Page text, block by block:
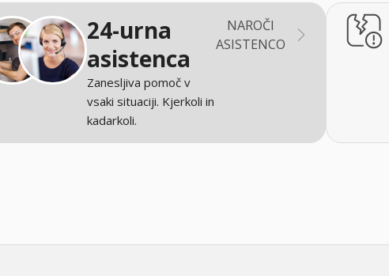
24-urna
asistenca
Zanesljiva pomoč v
vsaki situaciji. Kjerkoli in
kadarkoli.
NAROČI
ASISTENCO